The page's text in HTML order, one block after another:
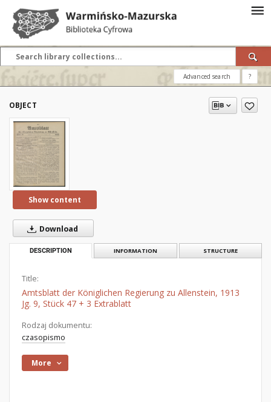
Advanced search ?
OBJECT
Show content
Download
DESCRIPTION INFORMATION STRUCTURE
Title:
Amtsblatt der Königlichen Regierung zu Allenstein, 1913
Jg. 9, Stück 47 + 3 Extrablatt
Rodzaj dokumentu:
czasopismo
More